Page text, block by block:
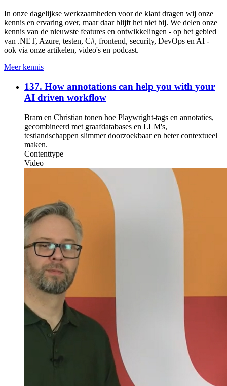
In onze dagelijkse werkzaamheden voor de klant dragen wij onze
kennis en ervaring over, maar daar blijft het niet bij. We delen onze
kennis van de nieuwste features en ontwikkelingen - op het gebied
van .NET, Azure, testen, C#, frontend, security, DevOps en AI -
ook via onze artikelen, video's en podcast.
Meer kennis
137. How annotations can help you with your
AI driven workflow
Bram en Christian tonen hoe Playwright-tags en annotaties,
gecombineerd met graafdatabases en LLM's,
testlandschappen slimmer doorzoekbaar en beter contextueel
maken.
Contenttype
Video